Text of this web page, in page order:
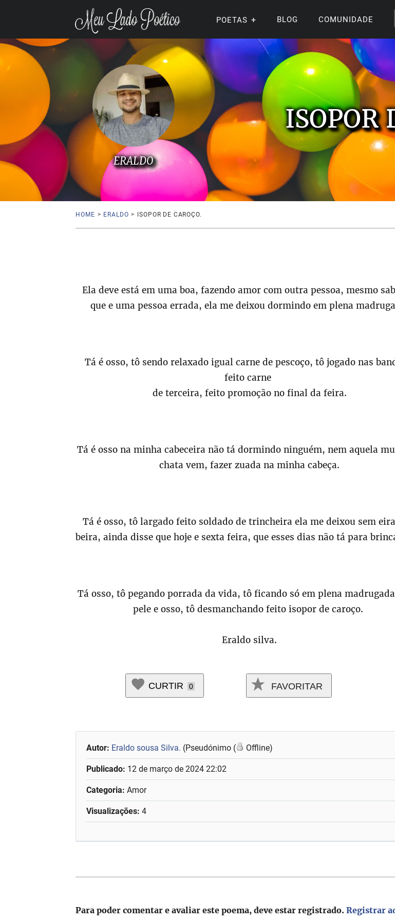
POETAS BLOG COMUNIDADE
ISOPOR
ERALDO
HOME > ERALDO > ISOPOR DE CAROÇO.
Ela deve está em uma boa, fazendo amor com outra pessoa, mesmo
que e uma pessoa errada, ela me deixou dormindo em plena
Tá é osso, tô sendo relaxado igual carne de pescoço, tô jogado nas
feito carne
de terceira, feito promoção no final da feira.
Tá é osso na minha cabeceira não tá dormindo ninguém, nem aquela
chata vem, fazer zuada na minha cabeça.
Tá é osso, tô largado feito soldado de trincheira ela me deixou sem
beira, ainda disse que hoje e sexta feira, que esses dias não tá para
Tá osso, tô pegando porrada da vida, tô ficando só em plena
pele e osso, tô desmanchando feito isopor de caroço.
Eraldo silva.
CURTIR 0 FAVORITAR
Autor: Eraldo sousa Silva. (Pseudónimo ( Offline)
Publicado: 12 de março de 2024 22:02
Categoria: Amor
Visualizações: 4
Para poder comentar e avaliar este poema, deve estar registrado.Registrar